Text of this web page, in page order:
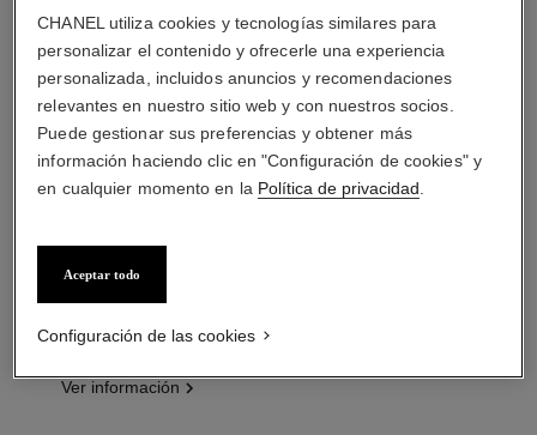
Máscara Volumen
Ref. 191410
Ver información
CHANEL utiliza cookies y tecnologías similares para
personalizar el contenido y ofrecerle una experiencia
personalizada, incluidos anuncios y recomendaciones
relevantes en nuestro sitio web y con nuestros socios.
Puede gestionar sus preferencias y obtener más
información haciendo clic en "Configuración de cookies" y
en cualquier momento en la Política de privacidad
Aceptar todo
Configuración de las cookies